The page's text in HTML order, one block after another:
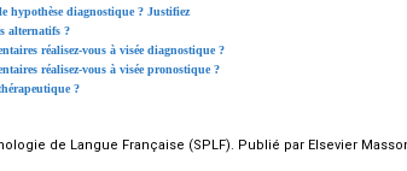
hypothèse diagnostique ? Justifiez
alternatifs ?
réalisez-vous à visée diagnostique ?
réalisez-vous à visée pronostique ?
?
de Langue Française (SPLF). Publié par Elsevier